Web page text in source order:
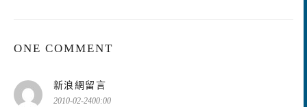
ONE COMMENT
新浪網留言
示:
2010-02-2400:00